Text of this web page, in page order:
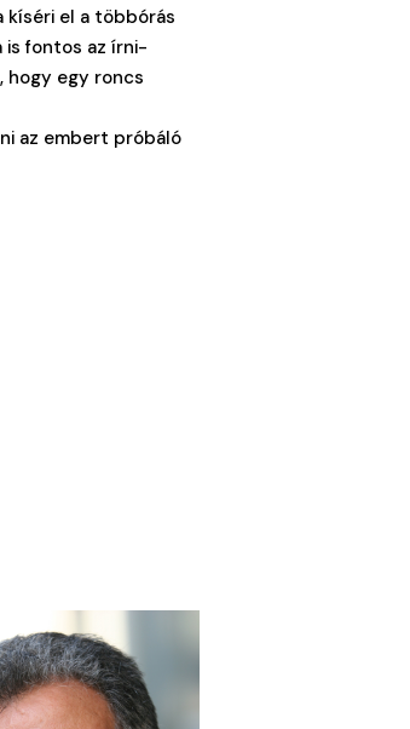
kíséri el a többórás
is fontos az írni-
hogy egy roncs
az embert próbáló